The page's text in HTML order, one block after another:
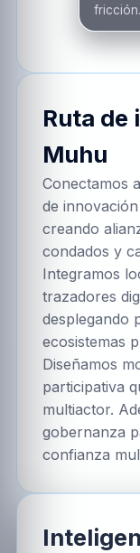
fricción.
Ruta de
Muhu
Conectamos
de
creando
condados y
Integramos
trazadores
desplegando
ecosistemas
Diseñamos
participativa
multiactor.
gobernanza
confianza